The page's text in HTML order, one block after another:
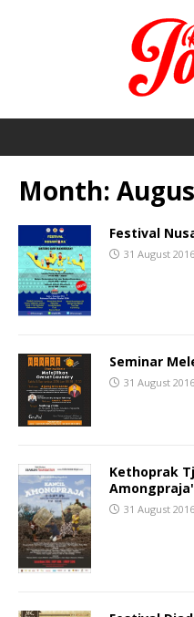
Month:
Festival
31 August 2016
Seminar
31 August 2016
Kethoprak
Amongpraja'
31 August 2016